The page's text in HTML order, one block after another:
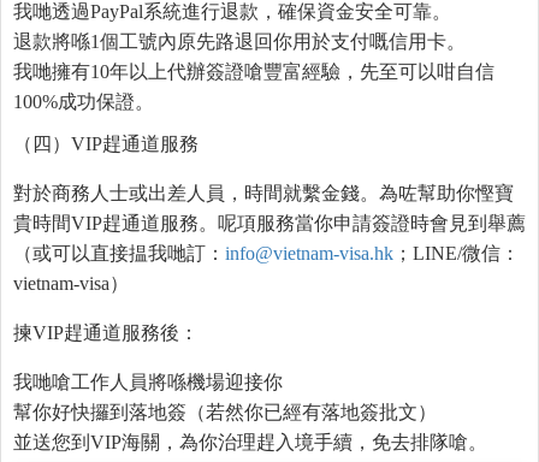
我哋透過PayPal系統進行退款，確保資金安全可靠。
退款將喺1個工號內原先路退回你用於支付嘅信用卡。
我哋擁有10年以上代辦簽證嗆豐富經驗，先至可以咁自信
100%成功保證。
（四）VIP趕通道服務
對於商務人士或出差人員，時間就繫金錢。為咗幫助你慳寶
貴時間VIP趕通道服務。呢項服務當你申請簽證時會見到舉薦
（或可以直接揾我哋訂： info@vietnam-visa.hk ；LINE/微信：
vietnam-visa）
揀VIP趕通道服務後：
我哋嗆工作人員將喺機場迎接你
幫你好快攞到落地簽（若然你已經有落地簽批文）
並送您到VIP海關，為你治理趕入境手續，免去排隊嗆。